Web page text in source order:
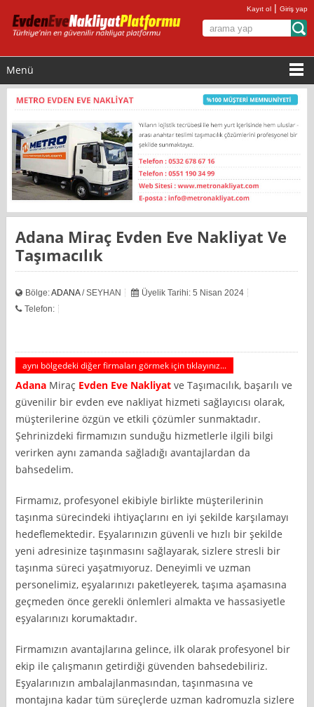
Kayıt ol |Giriş yap
Menü
Adana Miraç Evden Eve Nakliyat Ve
Taşımacılık
Bölge:ADANA/ SEYHAN
Üyelik Tarihi: 5 Nisan 2024
Telefon:
aynı bölgedeki diğer firmaları görmek için tıklayınız...
Adana Miraç Evden Eve Nakliyat ve Taşımacılık, başarılı ve
güvenilir bir evden eve nakliyat hizmeti sağlayıcısı olarak,
müşterilerine özgün ve etkili çözümler sunmaktadır.
Şehrinizdeki firmamızın sunduğu hizmetlerle ilgili bilgi
verirken aynı zamanda sağladığı avantajlardan da
bahsedelim.
Firmamız, profesyonel ekibiyle birlikte müşterilerinin
taşınma sürecindeki ihtiyaçlarını en iyi şekilde karşılamayı
hedeflemektedir. Eşyalarınızın güvenli ve hızlı bir şekilde
yeni adresinize taşınmasını sağlayarak, sizlere stresli bir
taşınma süreci yaşatmıyoruz. Deneyimli ve uzman
personelimiz, eşyalarınızı paketleyerek, taşıma aşamasına
geçmeden önce gerekli önlemleri almakta ve hassasiyetle
eşyalarınızı korumaktadır.
Firmamızın avantajlarına gelince, ilk olarak profesyonel bir
ekip ile çalışmanın getirdiği güvenden bahsedebiliriz.
Eşyalarınızın ambalajlanmasından, taşınmasına ve
montajına kadar tüm süreçlerde uzman kadromuzla sizlere